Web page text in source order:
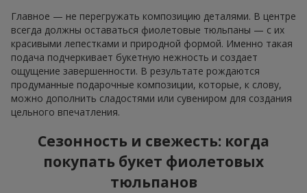
Главное — не перегружать композицию деталями. В центре
всегда должны оставаться фиолетовые тюльпаны — с их
красивыми лепестками и природной формой. Именно такая
подача подчеркивает букетную нежность и создает
ощущение завершенности. В результате рождаются
продуманные подарочные композиции, которые, к слову,
можно дополнить сладостями или сувениром для создания
цельного впечатления.
Сезонность и свежесть: когда
покупать букет фиолетовых
тюльпанов